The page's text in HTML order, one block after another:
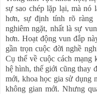
sự sao chép lặp lại, mà nó
hơn, sự định tính rõ
nghiêm ngặt, nhất là sự
hơn. Hoạt động vun đắp
gần trọn cuộc đời nghề
Cụ thể về cuộc cách mạng
hệ hình, thế giới cũng thay
mới, khoa học gia sử dụng
không gian mới. Nhưng